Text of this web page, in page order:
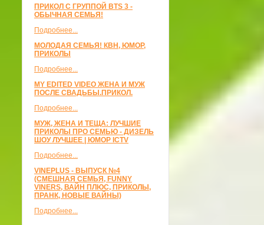
ПРИКОЛ С ГРУППОЙ BTS 3 -
ОБЫЧНАЯ СЕМЬЯ!
Подробнее...
МОЛОДАЯ СЕМЬЯ! КВН, ЮМОР,
ПРИКОЛЫ
Подробнее...
MY EDITED VIDEO ЖЕНА И МУЖ
ПОСЛЕ СВАДЬБЫ.ПРИКОЛ.
Подробнее...
МУЖ, ЖЕНА И ТЕЩА: ЛУЧШИЕ
ПРИКОЛЫ ПРО СЕМЬЮ - ДИЗЕЛЬ
ШОУ ЛУЧШЕЕ | ЮМОР ICTV
Подробнее...
VINEPLUS - ВЫПУСК №4
(СМЕШНАЯ СЕМЬЯ, FUNNY
VINERS, ВАЙН ПЛЮС, ПРИКОЛЫ,
ПРАНК, НОВЫЕ ВАЙНЫ)
Подробнее...